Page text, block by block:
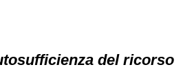
del ricorso